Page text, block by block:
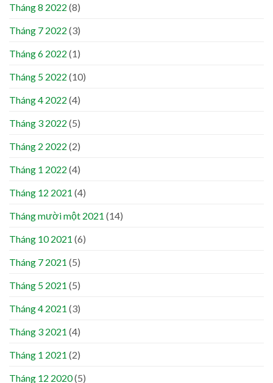
Tháng 8 2022 (8)
Tháng 7 2022 (3)
Tháng 6 2022 (1)
Tháng 5 2022 (10)
Tháng 4 2022 (4)
Tháng 3 2022 (5)
Tháng 2 2022 (2)
Tháng 1 2022 (4)
Tháng 12 2021 (4)
Tháng mười một 2021 (14)
Tháng 10 2021 (6)
Tháng 7 2021 (5)
Tháng 5 2021 (5)
Tháng 4 2021 (3)
Tháng 3 2021 (4)
Tháng 1 2021 (2)
Tháng 12 2020(5)